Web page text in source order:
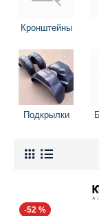
Кронштейны
Подкрылки
-52 %